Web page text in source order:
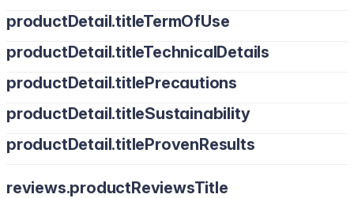
productDetail.titleTermOfUse
productDetail.titleTechnicalDetails
productDetail.titlePrecautions
productDetail.titleSustainability
productDetail.titleProvenResults
reviews.productReviewsTitle